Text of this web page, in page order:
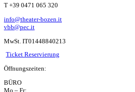
T +39 0471 065 320
info@theater-bozen.it
vbb@pec.it
MwSt. IT01448840213
W
ha
ts
ap
Ticket Reservierung
Öffnungszeiten:
BÜRO
Mo – Fr: